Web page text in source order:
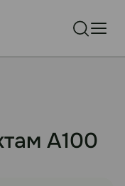
А100